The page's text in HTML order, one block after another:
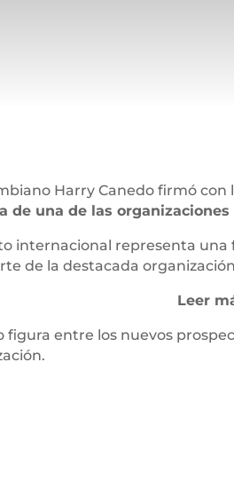
Harry Canedo firmó con
de una de las
internacional representa una
de la destacada
Leer
figura entre los nuevos